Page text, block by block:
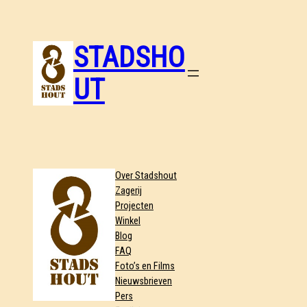
STADSHO
UT
Over Stadshout
Zagerij
Projecten
Winkel
Blog
FAQ
Foto’s en Films
Nieuwsbrieven
Pers